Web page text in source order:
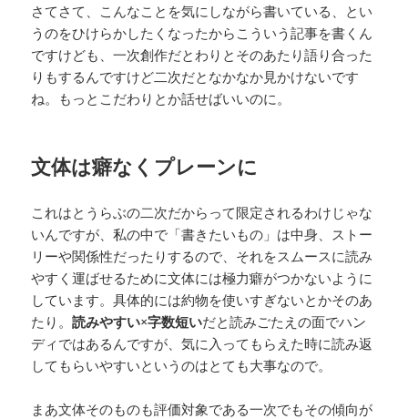
さてさて、こんなことを気にしながら書いている、とい
うのをひけらかしたくなったからこういう記事を書くん
ですけども、一次創作だとわりとそのあたり語り合った
りもするんですけど二次だとなかなか見かけないです
ね。もっとこだわりとか話せばいいのに。
文体は癖なくプレーンに
これはとうらぶの二次だからって限定されるわけじゃな
いんですが、私の中で「書きたいもの」は中身、ストー
リーや関係性だったりするので、それをスムースに読み
やすく運ばせるために文体には極力癖がつかないように
しています。具体的には約物を使いすぎないとかそのあ
たり。読みやすい×字数短いだと読みごたえの面でハン
ディではあるんですが、気に入ってもらえた時に読み返
してもらいやすいというのはとても大事なので。
まあ文体そのものも評価対象である一次でもその傾向が